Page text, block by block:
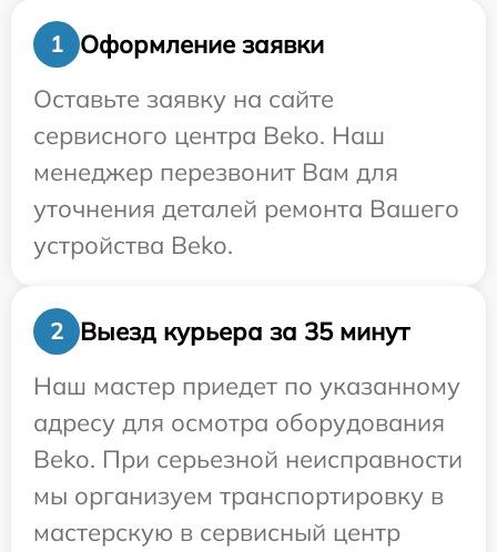
1
Оформление заявки
Оставьте заявку на сайте
сервисного центра Beko. Наш
менеджер перезвонит Вам для
уточнения деталей ремонта Вашего
устройства Beko.
2
Выезд курьера за 35 минут
Наш мастер приедет по указанному
адресу для осмотра оборудования
Beko. При серьезной неисправности
мы организуем транспортировку в
мастерскую в сервисный центр